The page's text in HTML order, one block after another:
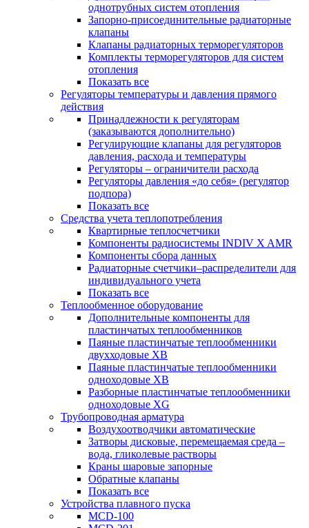
однотрубных систем отопления
Запорно-присоединительные радиаторные
клапаны
Клапаны радиаторных терморегуляторов
Комплекты терморегуляторов для систем
отопления
Показать все
Регуляторы температуры и давления прямого
действия
Принадлежности к регуляторам
(заказываются дополнительно)
Регулирующие клапаны для регуляторов
давления, расхода и температуры
Регуляторы – ограничители расхода
Регуляторы давления «до себя» (регулятор
подпора)
Показать все
Средства учета теплопотребления
Квартирные теплосчетчики
Компоненты радиосистемы INDIV X AMR
Компоненты сбора данных
Радиаторные счетчики–распределители для
индивидуального учета
Показать все
Теплообменное оборудование
Дополнительные компоненты для
пластинчатых теплообменников
Паяные пластинчатые теплообменники
двухходовые XB
Паяные пластинчатые теплообменники
одноходовые ХВ
Разборные пластинчатые теплообменники
одноходовые ХG
Трубопроводная арматура
Воздухоотводчики автоматические
Затворы дисковые, перемещаемая среда –
вода, гликолевые растворы
Краны шаровые запорные
Обратные клапаны
Показать все
Устройства плавного пуска
MCD-100